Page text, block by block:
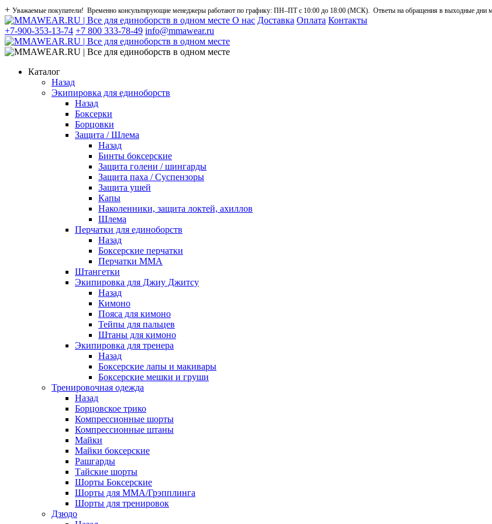
+ Уважаемые покупатели! Временно консультирующие менеджеры работают по графику: ПН–ПТ с 10:00 до 18:00 (МСК). Ответы на обращения в выходные дни
О нас Доставка Оплата Контакты
+7-900-353-13-74 +7 800 333-78-49 info@mmawear.ru
Каталог
Назад
Экипировка для единоборств
Назад
Боксерки
Борцовки
Защита / Шлема
Назад
Бинты боксерские
Защита голени / шингарды
Защита паха / Суспензоры
Защита ушей
Капы
Наколенники, защита локтей, ахиллов
Шлема
Перчатки для единоборств
Назад
Боксерские перчатки
Перчатки ММА
Штангетки
Экипировка для Джиу Джитсу
Назад
Кимоно
Пояса для кимоно
Тейпы для пальцев
Штаны для кимоно
Экипировка для тренера
Назад
Боксерские лапы и макивары
Боксерские мешки и груши
Тренировочная одежда
Назад
Борцовское трико
Компрессионные шорты
Компрессионные штаны
Майки
Майки боксерские
Рашгарды
Тайские шорты
Шорты Боксерские
Шорты для ММА/Грэпплинга
Шорты для тренировок
Дзюдо